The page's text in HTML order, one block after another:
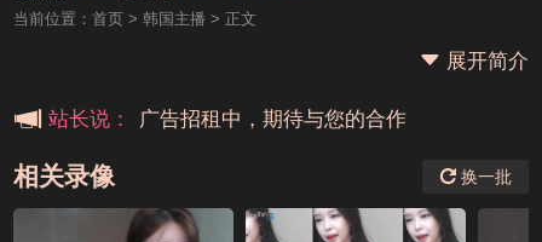
当前位置： 首页> 韩国主播 > 正文
展开简介
站长说： 广告招租中，期待与您的合作
相关录像 换一批